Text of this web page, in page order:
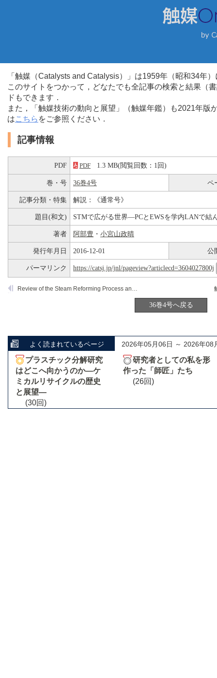
「触媒（Catalysts and Catalysis）」は1959年（昭和34年
このサイトをつかって，どなたでも全記事の検索と結果（
ドもできます．
また，「触媒技術の動向と展望」（触媒年鑑）も2021年
はこちら をご参照ください．
記事情報
PDF PDF 1.3 MB(閲覧回数：1回)
巻・号 36巻4号 ペ
記事分類・特集 解説：《通常号》
題目(和文) STMで広がる世界―PCとEWSを学内LANで結
著者 阿部豊 ・ 小宮山政晴
発行年月日 2016-12-01 公
パーマリンク https://catsj.jp/jnl/pageview?articlecd=3604027800j
Review of the Steam Reforming Process and Catalysts
36巻4号へ戻る
よく読まれているページ 2026年05月06日 ～ 2026年08
プラスチック分解研究
はどこへ向かうのか―ケ
ミカルリサイクルの歴史
と展望―
(30回)
研究者としての私を形
作った「師匠」たち
(26回)